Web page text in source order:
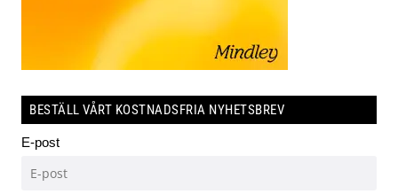
BESTÄLL VÅRT KOSTNADSFRIA NYHETSBREV
E-post